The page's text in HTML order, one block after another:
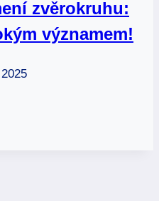
zvěrokruhu:
významem!